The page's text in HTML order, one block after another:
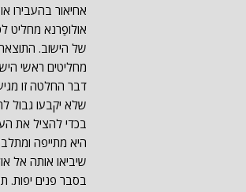
אחיאור בהעבירו
אולופַרנא מחליט
של הישוב.
מחליטים ראשי
דבר החלטה זו
שלא יקבעו גבול
בכדי להציל את
היא מתייפה
שיביאו אותה אל
בסבר פנים יפות.